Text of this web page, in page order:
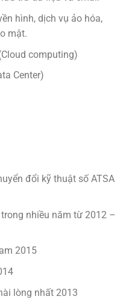
hình, dịch vụ ảo hóa,
mật.
computing)
Center)
đổi kỹ thuật số ATSA
nhiều năm từ 2012 –
2015
lòng nhất 2013